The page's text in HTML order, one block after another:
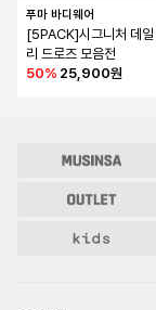
푸마 바디웨어
[5PACK]시그니처 데일
리 드로즈 모음전
50% 25,900원